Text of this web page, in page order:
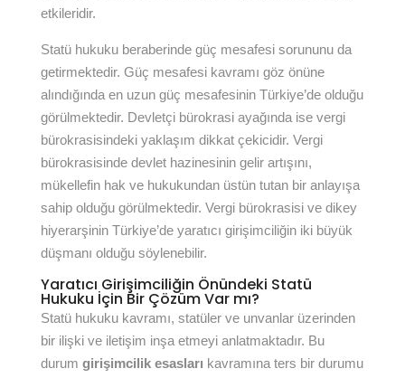
etkileridir.
Statü hukuku beraberinde güç mesafesi sorununu da
getirmektedir. Güç mesafesi kavramı göz önüne
alındığında en uzun güç mesafesinin Türkiye’de olduğu
görülmektedir. Devletçi bürokrasi ayağında ise vergi
bürokrasisindeki yaklaşım dikkat çekicidir. Vergi
bürokrasisinde devlet hazinesinin gelir artışını,
mükellefin hak ve hukukundan üstün tutan bir anlayışa
sahip olduğu görülmektedir. Vergi bürokrasisi ve dikey
hiyerarşinin Türkiye’de yaratıcı girişimciliğin iki büyük
düşmanı olduğu söylenebilir.
Yaratıcı Girişimciliğin Önündeki Statü
Hukuku İçin Bir Çözüm Var mı?
Statü hukuku kavramı, statüler ve unvanlar üzerinden
bir ilişki ve iletişim inşa etmeyi anlatmaktadır. Bu
durum girişimcilik esasları kavramına ters bir durumu